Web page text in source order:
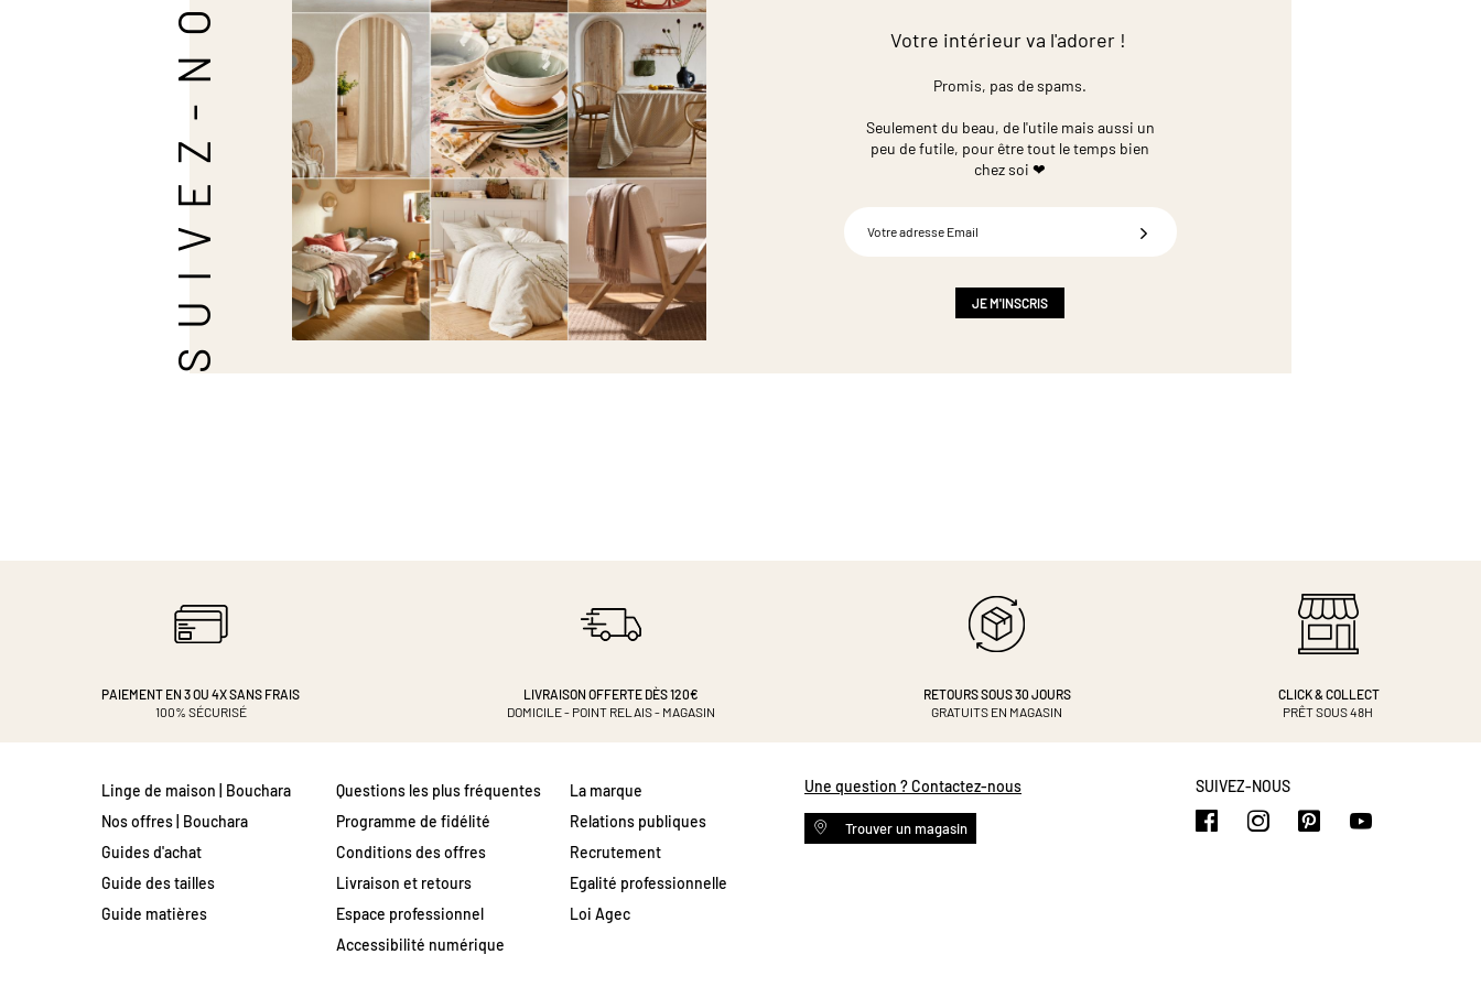
SUIVEZ-NOUS Votre intérieur va l'adorer !
Promis, pas de spams.
Seulement du beau, de l'utile mais aussi un
peu de futile, pour être tout le temps bien
chez soi ❤
JE M'INSCRIS
PAIEMENT EN 3 OU 4XSANS FRAIS
100% SÉCURISÉ
LIVRAISON OFFERTE DÈS 120€
DOMICILE - POINT RELAIS - MAGASIN
RETOURS SOUS 30 JOURS
GRATUITS EN MAGASIN
CLICK & COLLECT
PRÊT SOUS 48H
Une question ? Contactez-nous
Trouver un magasin
Linge de maison | Bouchara
Nos offres | Bouchara
Guides d'achat
Guide des tailles
Guide matières
Questions les plus fréquentes
Programme de fidélité
Conditions des offres
Livraison et retours
Espace professionnel
Accessibilité numérique
La marque
Relations publiques
Recrutement
Egalité professionnelle
Loi Agec
SUIVEZ-NOUS
https://https://https://https://